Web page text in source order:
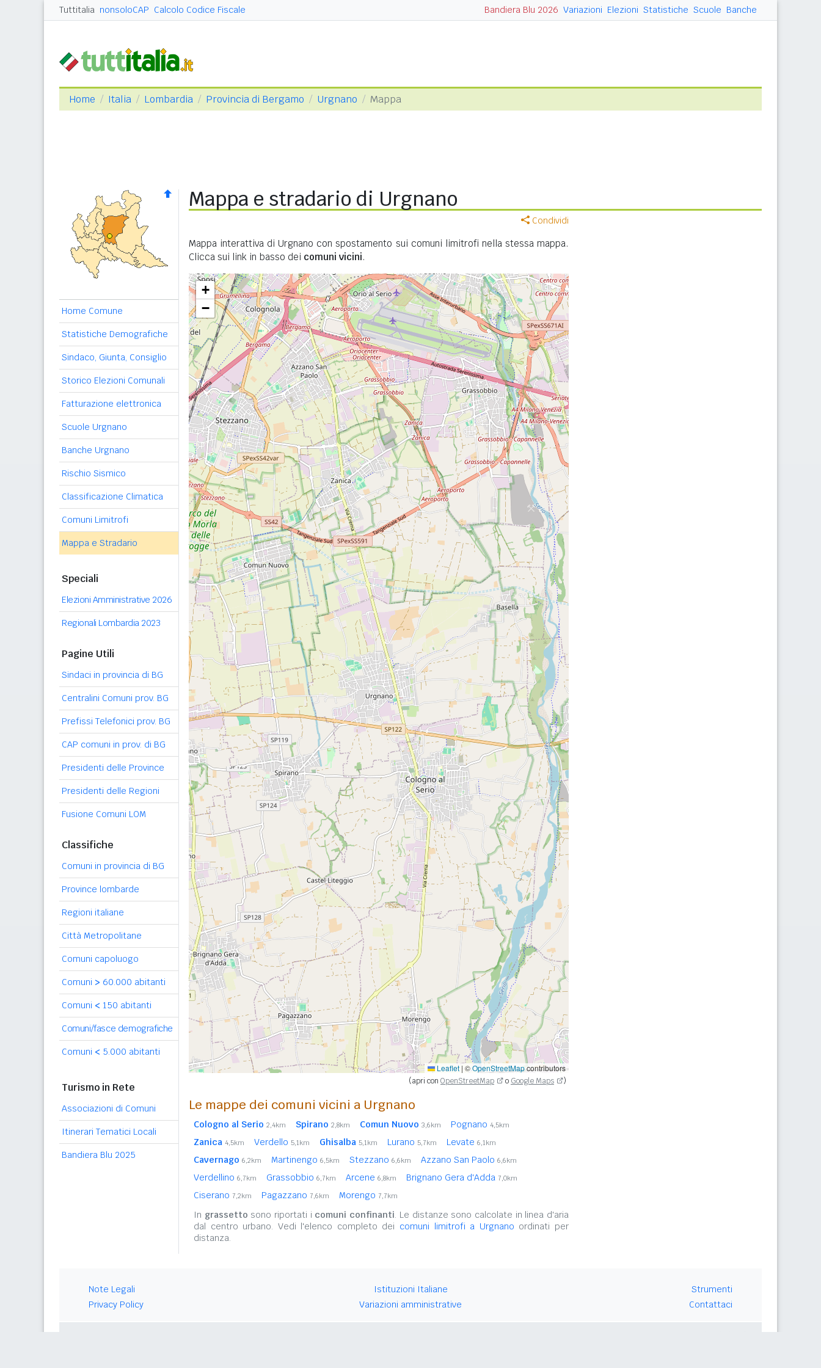
Tuttitalia nonsoloCAP Calcolo Codice Fiscale Bandiera Blu 2026 Variazioni Elezioni Statistiche Scuole Banche
Home Italia Lombardia Provincia di Bergamo Urgnano Mappa
Home Comune
Statistiche Demografiche
Sindaco, Giunta, Consiglio
Storico Elezioni Comunali
Fatturazione elettronica
Scuole Urgnano
Banche Urgnano
Rischio Sismico
Classificazione Climatica
Comuni Limitrofi
Mappa e Stradario
Speciali
Elezioni Amministrative 2026
Regionali Lombardia 2023
Pagine Utili
Sindaci in provincia di BG
Centralini Comuni prov. BG
Prefissi Telefonici prov. BG
CAP comuni in prov. di BG
Presidenti delle Province
Presidenti delle Regioni
Fusione Comuni LOM
Classifiche
Comuni in provincia di BG
Province lombarde
Regioni italiane
Città Metropolitane
Comuni capoluogo
Comuni > 60.000 abitanti
Comuni < 150 abitanti
Comuni/fasce demografiche
Comuni < 5.000 abitanti
Turismo in Rete
Associazioni di Comuni
Itinerari Tematici Locali
Bandiera Blu 2025
Mappa e stradario di Urgnano
Condividi
Mappa interattiva di Urgnano con spostamento sui comuni limitrofi nella stessa mappa.
Clicca sui link in basso dei comuni vicini.
+
−
Leaflet | ©OpenStreetMapcontributors
(apri con OpenStreetMap o Google Maps )
Le mappe dei comuni vicini a Urgnano
Cologno al Serio 2,4km Spirano 2,8km Comun Nuovo 3,6km Pognano 4,5km
Zanica 4,5km Verdello 5,1km Ghisalba 5,1km Lurano 5,7km Levate 6,1km
Cavernago 6,2km Martinengo 6,5km Stezzano 6,6km Azzano San Paolo 6,6km
Verdellino 6,7km Grassobbio 6,7km Arcene 6,8km Brignano Gera d'Adda 7,0km
Ciserano 7,2km Pagazzano 7,6km Morengo 7,7km
In grassetto sono riportati i comuni confinanti . Le distanze sono calcolate in linea d'aria
dal centro urbano. Vedi l'elenco completo dei comuni limitrofi a Urgnano ordinati per
distanza.
Note Legali
Privacy Policy
Istituzioni Italiane
Variazioni amministrative
Strumenti
Contattaci